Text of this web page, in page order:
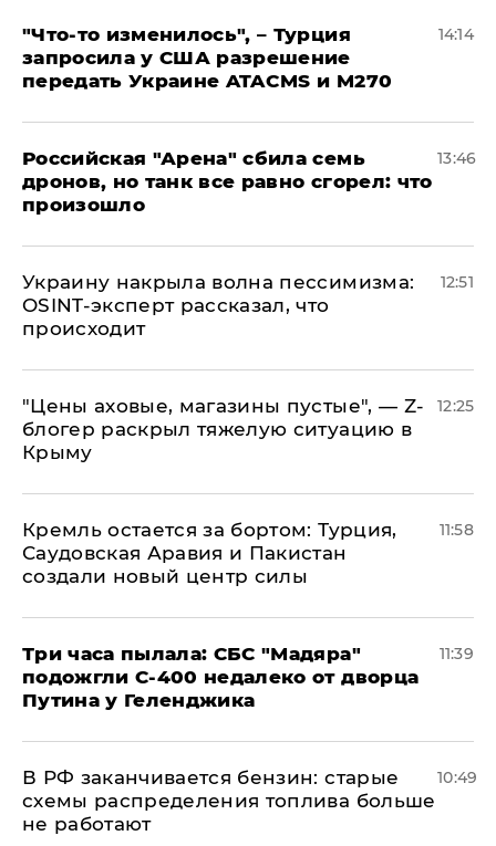
​"Что-то изменилось", – Турция
запросила у США разрешение
передать Украине ATACMS и M270
14:14
​Российская "Арена" сбила семь
дронов, но танк все равно сгорел: что
произошло
13:46
​Украину накрыла волна пессимизма:
OSINT-эксперт рассказал, что
происходит
12:51
​"Цены аховые, магазины пустые", — Z-
блогер раскрыл тяжелую ситуацию в
Крыму
12:25
​Кремль остается за бортом: Турция,
Саудовская Аравия и Пакистан
создали новый центр силы
11:58
Три часа пылала: СБС "Мадяра"
подожгли С-400 недалеко от дворца
Путина у Геленджика
11:39
​В РФ заканчивается бензин: старые
схемы распределения топлива больше
не работают
10:49